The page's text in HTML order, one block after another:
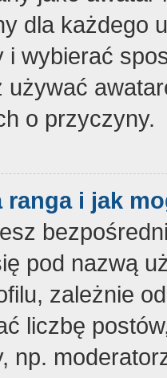
dla każdego
i wybierać
używać
o przyczyny.
ranga i jak
pod nazwą
zależnie
liczbę
np.